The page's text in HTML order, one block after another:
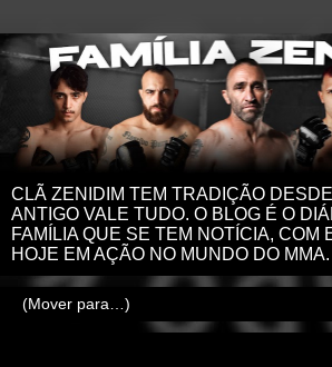
CLÃ ZENIDIM TEM TRADIÇÃO
ANTIGO VALE TUDO. O BLOG É O
FAMÍLIA QUE SE TEM NOTÍCIA, COM
HOJE EM AÇÃO NO MUNDO DO MMA.